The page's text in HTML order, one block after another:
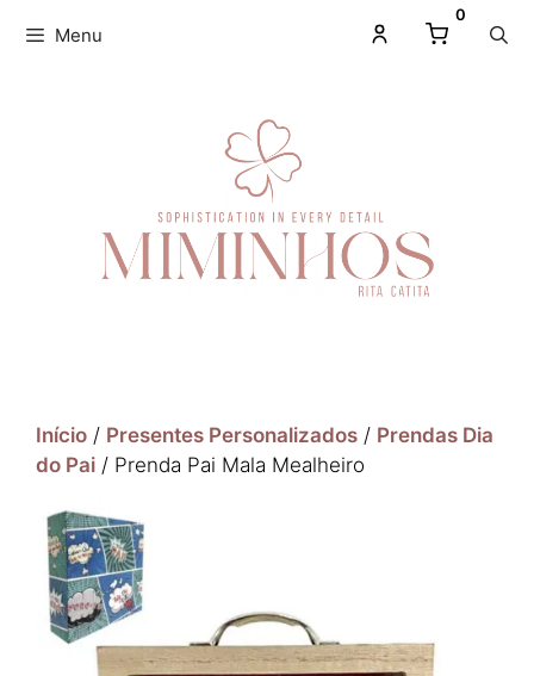
0
Menu
Início / Presentes Personalizados / Prendas Dia
do Pai / Prenda Pai Mala Mealheiro